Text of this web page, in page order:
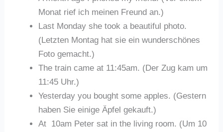
Monat rief ich meinen Freund an.)
Last Monday she took a beautiful photo.
(Letzten Montag hat sie ein wunderschönes
Foto gemacht.)
The train came at 11:45am. (Der Zug kam um
11:45 Uhr.)
Yesterday you bought some apples. (Gestern
haben Sie einige Äpfel gekauft.)
At 10am Peter sat in the living room. (Um 10